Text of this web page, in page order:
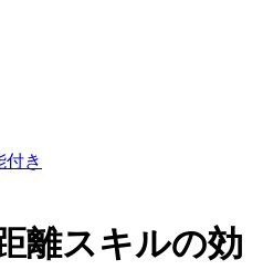
付き
離スキルの効